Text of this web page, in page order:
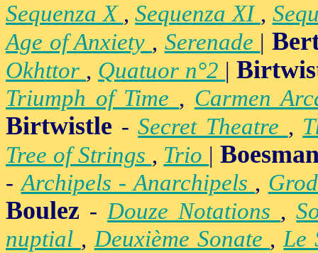
Sequenza X ,Sequenza XI ,
Age of Anxiety , Serenade |
Okhttor , Quatuor n°2 |
Triumph of Time , Carmen
Birtwistle -Secret Theatre ,
Tree of Strings , Trio |
-Archipels - Anarchipels ,
Boulez -Douze Notations ,
nuptial ,Deuxième Sonate ,Le